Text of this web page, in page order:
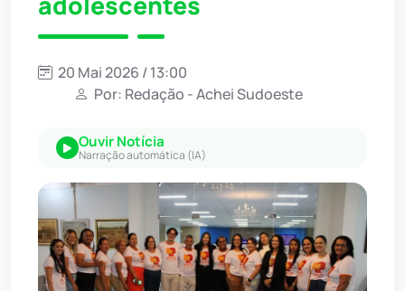
20 Mai 2026 / 13:00
Por: Redação - Achei Sudoeste
Ouvir Notícia
Narração automática (IA)